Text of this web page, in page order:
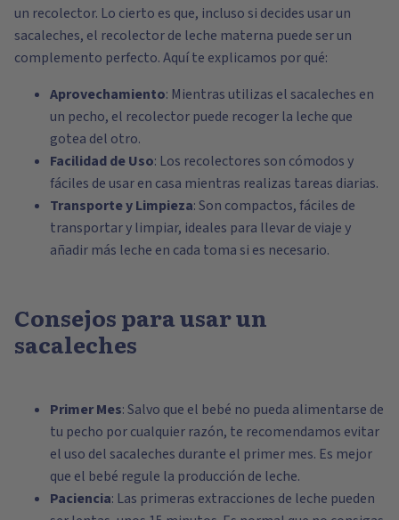
un recolector. Lo cierto es que, incluso si decides usar un
sacaleches, el recolector de leche materna puede ser un
complemento perfecto. Aquí te explicamos por qué:
Aprovechamiento: Mientras utilizas el sacaleches en
un pecho, el recolector puede recoger la leche que
gotea del otro.
Facilidad de Uso: Los recolectores son cómodos y
fáciles de usar en casa mientras realizas tareas diarias.
Transporte y Limpieza: Son compactos, fáciles de
transportar y limpiar, ideales para llevar de viaje y
añadir más leche en cada toma si es necesario.
Consejos para usar un
sacaleches
Primer Mes: Salvo que el bebé no pueda alimentarse de
tu pecho por cualquier razón, te recomendamos evitar
el uso del sacaleches durante el primer mes. Es mejor
que el bebé regule la producción de leche.
Paciencia: Las primeras extracciones de leche pueden